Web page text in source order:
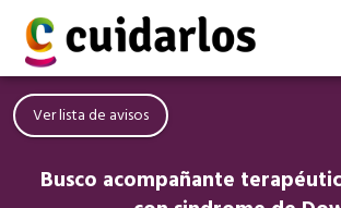
Ver lista de avisos
Busco acompañante